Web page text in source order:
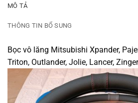
MÔ TẢ
THÔNG TIN BỔ SUNG
Bọc vô lăng Mitsubishi Xpander,
Triton, Outlander, Jolie, Lancer,